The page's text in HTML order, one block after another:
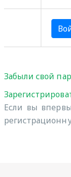
Забыли свой
Если вы